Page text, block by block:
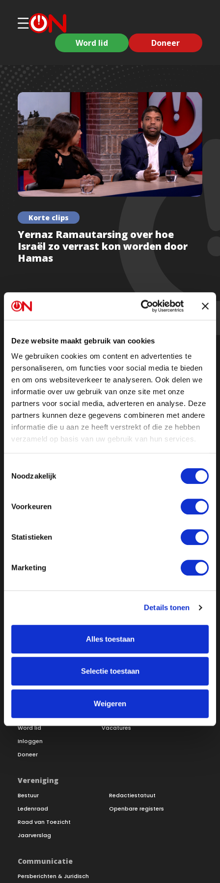
Deze website maakt gebruik van cookies
We gebruiken cookies om content en advertenties te
personaliseren, om functies voor social media te bieden
en om ons websiteverkeer te analyseren. Ook delen we
informatie over uw gebruik van onze site met onze
partners voor social media, adverteren en analyse. Deze
partners kunnen deze gegevens combineren met andere
informatie die u aan ze heeft verstrekt of die ze hebben
verzameld op basis van uw gebruik van hun services.
Noodzakelijk
Voorkeuren
Statistieken
Marketing
Details tonen
Alles toestaan
Selectie toestaan
Weigeren
Word lid Doneer
Korte clips
Yernaz Ramautarsing over hoe
Israël zo verrast kon worden door
Hamas
Vanwege de extra zendtijd is Ongehoord Nieuws in
twee delen terug te kijken:
Deel 1
Deel 2
Beluister hem in zijn geheel als podcast terug op
Spotifyof in je podcast app.
Word lid
Inloggen
Doneer
Vacatures
Vereniging
Bestuur
Ledenraad
Raad van Toezicht
Jaarverslag
Redactiestatuut
Openbare registers
Communicatie
Persberichten & Juridisch